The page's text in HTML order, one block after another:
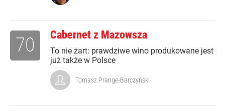
Cabernet z Mazowsza
To nie żart: prawdziwe wino produkowane jest
już także w Polsce
70
Tomasz Prange-Barczyński